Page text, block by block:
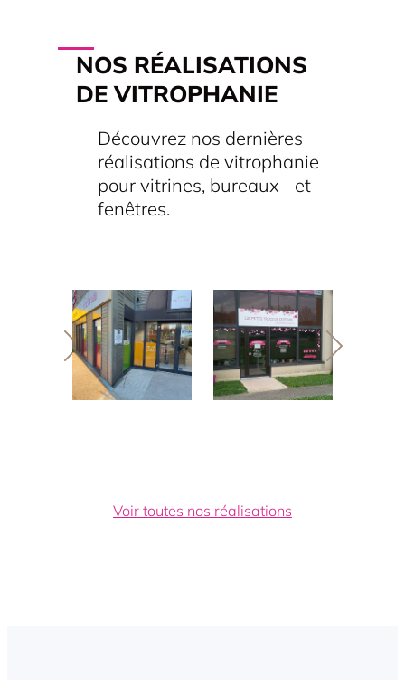
NOS RÉALISATIONS
DE VITROPHANIE
Découvrez nos dernières
réalisations de vitrophanie
pour vitrines, bureaux et
fenêtres.
Voir toutes nos réalisations